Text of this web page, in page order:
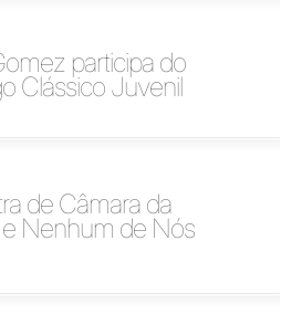
participa do
Clássico Juvenil
de Câmara da
e Nenhum de Nós